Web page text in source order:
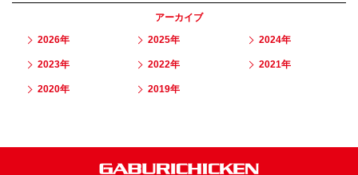
アーカイブ
2026年
2025年 2024年
2023年 2022年 2021年
2020年 2019年